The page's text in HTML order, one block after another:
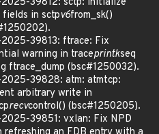
fields in sctpv6from_sk()
2025-39813: ftrace: Fix
warning in traceprintkseq
ftrace_dump (bsc#1250032).
2025-39828: atm: atmtcp:
arbitrary write in
recvcontrol() (bsc#1250205).
2025-39851: vxlan: Fix NPD